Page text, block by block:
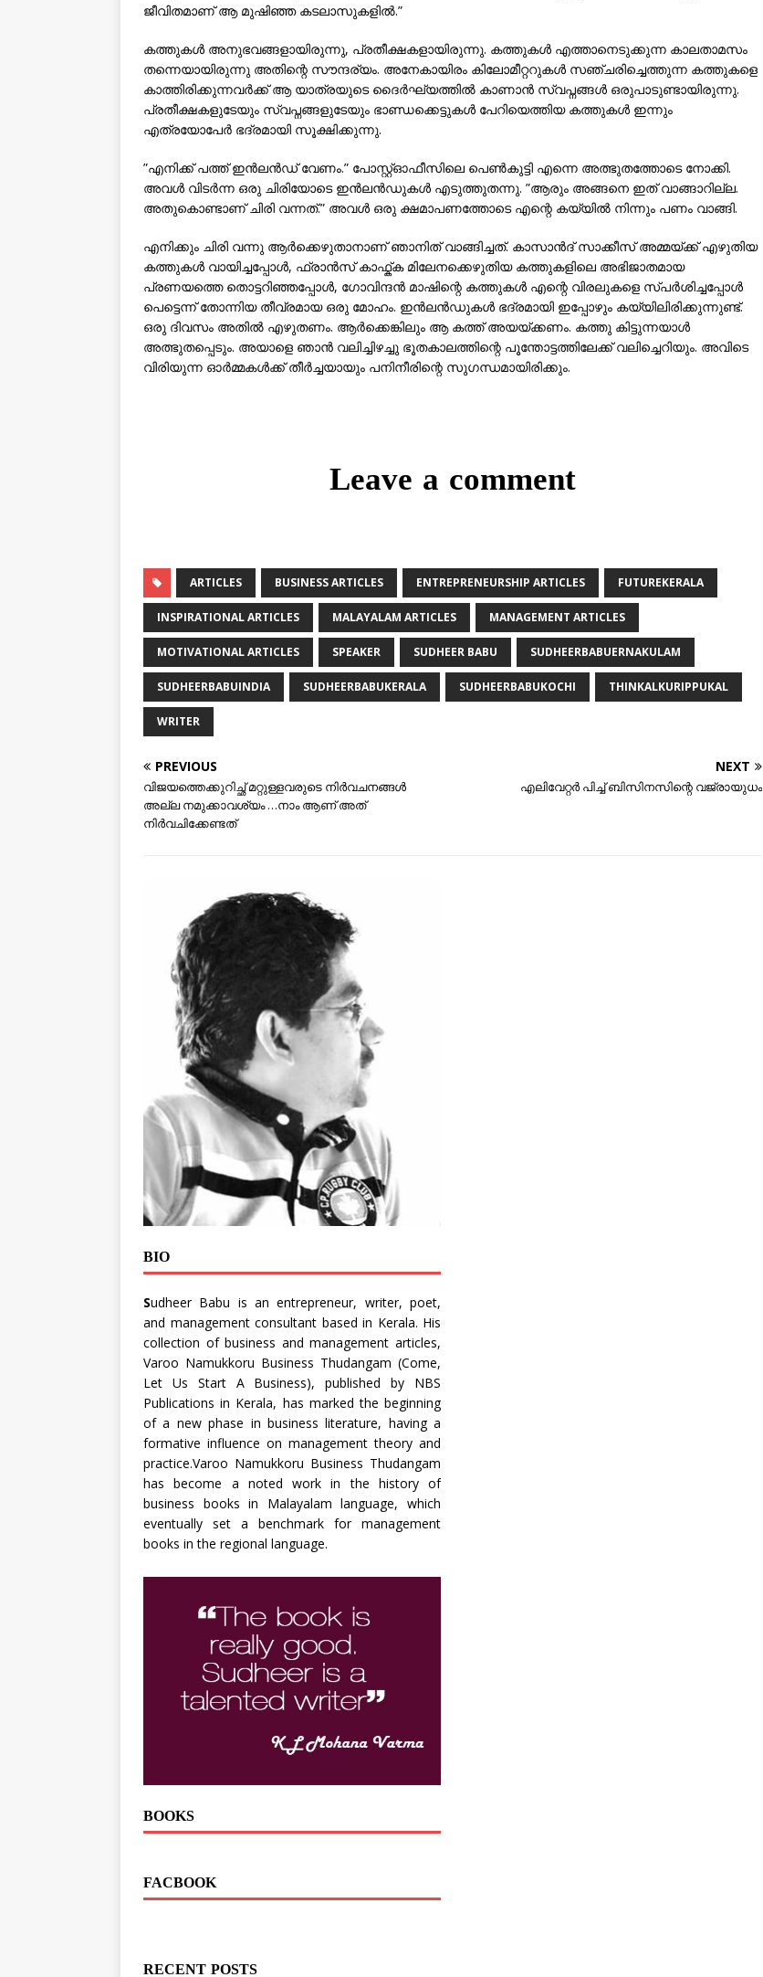
ജീവിതമാണ് ആ മുഷിഞ്ഞ കടലാസുകളില്‍.”
കത്തുകള്‍ അനുഭവങ്ങളായിരുന്നു, പ്രതീക്ഷകളായിരുന്നു. കത്തുകള്‍ എത്താനെടുക്കുന്ന കാലതാമസം
തന്നെയായിരുന്നു അതിന്റെ സൗന്ദര്യം. അനേകായിരം കിലോമീറ്ററുകള്‍ സഞ്ചരിച്ചെത്തുന്ന കത്തുകളെ
കാത്തിരിക്കുന്നവര്‍ക്ക് ആ യാത്രയുടെ ദൈര്‍ഘ്യത്തില്‍ കാണാന്‍ സ്വപ്നങ്ങള്‍ ഒരുപാടുണ്ടായിരുന്നു.
പ്രതീക്ഷകളുടേയും സ്വപ്നങ്ങളുടേയും ഭാണ്ഡക്കെട്ടുകള്‍ പേറിയെത്തിയ കത്തുകള്‍ ഇന്നും
എത്രയോപേര്‍ ഭദ്രമായി സൂക്ഷിക്കുന്നു.
”എനിക്ക് പത്ത് ഇന്‍ലന്‍ഡ് വേണം.” പോസ്റ്റ്ഓഫീസിലെ പെണ്‍കുട്ടി എന്നെ അത്ഭുതത്തോടെ നോക്കി.
അവള്‍ വിടര്‍ന്ന ഒരു ചിരിയോടെ ഇന്‍ലന്‍ഡുകള്‍ എടുത്തുതന്നു. ”ആരും അങ്ങനെ ഇത് വാങ്ങാറില്ല.
അതുകൊണ്ടാണ് ചിരി വന്നത്.” അവള്‍ ഒരു ക്ഷമാപണത്തോടെ എന്റെ കയ്യില്‍ നിന്നും പണം വാങ്ങി.
എനിക്കും ചിരി വന്നു ആര്‍ക്കെഴുതാനാണ് ഞാനിത് വാങ്ങിച്ചത്. കാസാന്‍ദ് സാക്കീസ് അമ്മയ്ക്ക് എഴുതിയ
കത്തുകള്‍ വായിച്ചപ്പോള്‍, ഫ്രാന്‍സ് കാഫ്ക്ക മിലേനക്കെഴുതിയ കത്തുകളിലെ അഭിജാതമായ
പ്രണയത്തെ തൊട്ടറിഞ്ഞപ്പോള്‍, ഗോവിന്ദന്‍ മാഷിന്റെ കത്തുകള്‍ എന്റെ വിരലുകളെ സ്പര്‍ശിച്ചപ്പോള്‍
പെട്ടെന്ന് തോന്നിയ തീവ്രമായ ഒരു മോഹം. ഇന്‍ലന്‍ഡുകള്‍ ഭദ്രമായി ഇപ്പോഴും കയ്യിലിരിക്കുന്നുണ്ട്.
ഒരു ദിവസം അതില്‍ എഴുതണം. ആര്‍ക്കെങ്കിലും ആ കത്ത് അയയ്ക്കണം. കത്തു കിട്ടുന്നയാള്‍
അത്ഭുതപ്പെടും. അയാളെ ഞാന്‍ വലിച്ചിഴച്ചു ഭൂതകാലത്തിന്റെ പൂന്തോട്ടത്തിലേക്ക് വലിച്ചെറിയും. അവിടെ
വിരിയുന്ന ഓര്‍മ്മകള്‍ക്ക് തീര്‍ച്ചയായും പനിനീരിന്റെ സുഗന്ധമായിരിക്കും.
Leave a comment
ARTICLES BUSINESS ARTICLES ENTREPRENEURSHIP ARTICLES FUTUREKERALA
INSPIRATIONAL ARTICLES MALAYALAM ARTICLES MANAGEMENT ARTICLES
MOTIVATIONAL ARTICLES SPEAKER SUDHEER BABU SUDHEERBABUERNAKULAM
SUDHEERBABUINDIA SUDHEERBABUKERALA SUDHEERBABUKOCHI THINKALKURIPPUKAL
WRITER
PREVIOUS
വിജയത്തെക്കുറിച്ഛ് മറ്റുള്ളവരുടെ നിര്‍വചനങ്ങള്‍
അല്ല നമുക്കാവശ്യം …നാം ആണ് അത്
നിര്‍വചിക്കേണ്ടത്
NEXT
എലിവേറ്റര്‍ പിച്ച് ബിസിനസിന്റെ വജ്രായുധം
BIO
Sudheer Babu is an entrepreneur, writer, poet,
and management consultant based in Kerala. His
collection of business and management articles,
Varoo Namukkoru Business Thudangam (Come,
Let Us Start A Business), published by NBS
Publications in Kerala, has marked the beginning
of a new phase in business literature, having a
formative influence on management theory and
practice.Varoo Namukkoru Business Thudangam
has become a noted work in the history of
business books in Malayalam language, which
eventually set a benchmark for management
books in the regional language.
BOOKS
FACBOOK
RECENT POSTS